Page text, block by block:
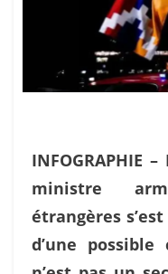
INFOGRAPHIE
ministre
étrangères
d’une possible